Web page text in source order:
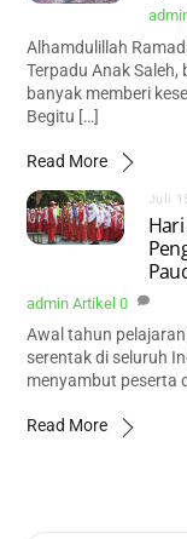
Alhamdulillah
Terpadu Anak
banyak memberi
Begitu […]
Read More
Juli
admin Artikel 0
Awal tahun
serentak di seluruh
menyambut peserta
Read More